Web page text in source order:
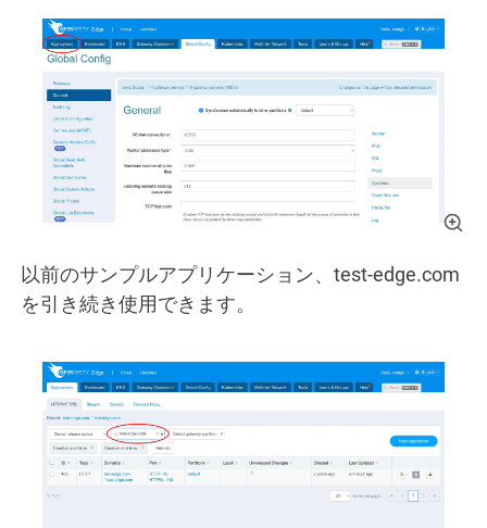
以前のサンプルアプリケーション、test-edge.com
を引き続き使用できます。